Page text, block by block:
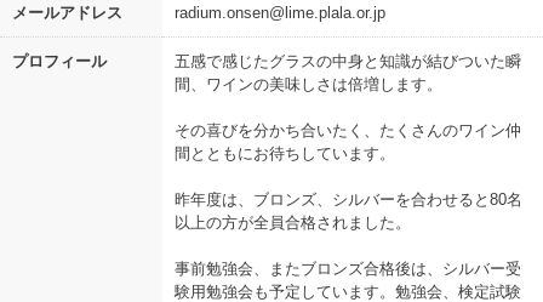
メールアドレス radium.onsen@lime.plala.or.jp
プロフィール
五感で感じたグラスの中身と知識が結びついた瞬
間、ワインの美味しさは倍増します。
その喜びを分かち合いたく、たくさんのワイン仲
間とともにお待ちしています。
昨年度は、ブロンズ、シルバーを合わせると80名
以上の方が全員合格されました。
事前勉強会、またブロンズ合格後は、シルバー受
験用勉強会も予定しています。勉強会、検定試験